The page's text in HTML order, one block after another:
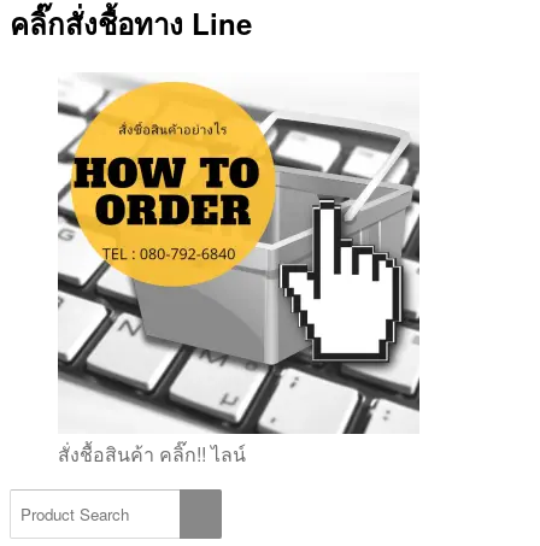
คลิ๊กสั่งชื้อทาง Line
สั่งชื้อสินค้า คลิ๊ก!! ไลน์